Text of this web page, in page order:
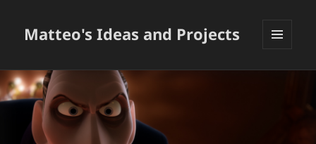
Matteo's Ideas and Projects